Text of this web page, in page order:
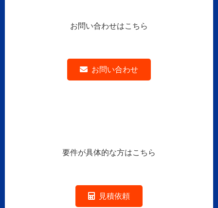
お問い合わせはこちら
お問い合わせ
要件が具体的な方はこちら
見積依頼